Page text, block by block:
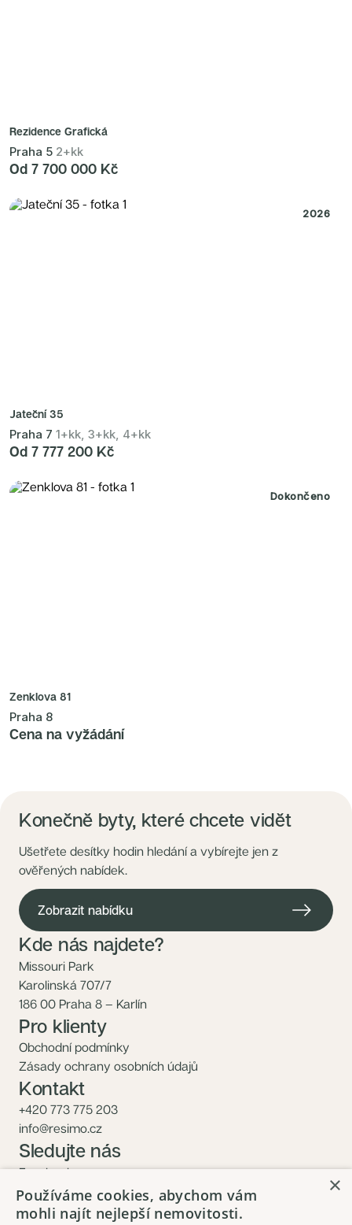
Rezidence Grafická
Praha 5 2+kk
Od 7 700 000 Kč
2026
Jateční 35
Praha 7 1+kk, 3+kk, 4+kk
Od 7 777 200 Kč
Dokončeno
Zenklova 81
Praha 8
Cena na vyžádání
Konečně byty, které chcete vidět
Ušetřete desítky hodin hledání a vybírejte jen z
ověřených nabídek.
Zobrazit nabídku
Kde nás najdete?
Missouri Park
Karolinská 707/7
186 00 Praha 8 – Karlín
Pro klienty
Obchodní podmínky
Zásady ochrany osobních údajů
Kontakt
+420 773 775 203
info@resimo.cz
Sledujte nás
Facebook
Instagram
×
Používáme cookies, abychom vám
mohli najít nejlepší nemovitosti.